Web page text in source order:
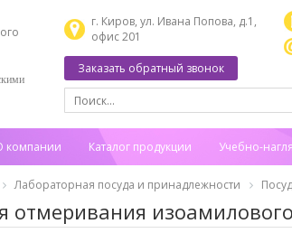
г. Киров, ул. Ивана Попова, д.1,
офис 201
Заказать обратный звонок
компании Каталог продукции Учебно-
Лабораторная посуда и принадлежности
отмеривания